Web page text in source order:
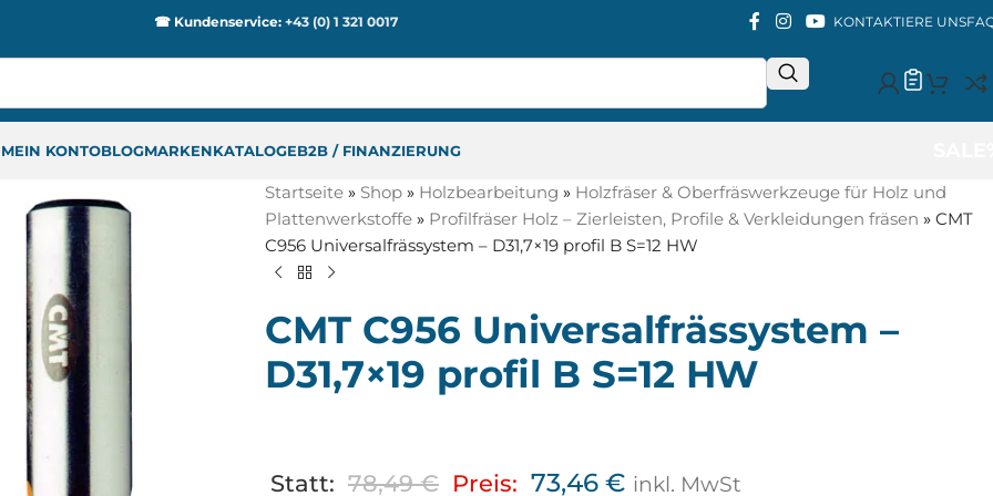
☎ Kundenservice:+43 (0) 1 321 0017 KONTAKTIERE UNS
MEIN KONTOBLOGMARKENKATALOGEB2B / FINANZIERUNG
Startseite » Shop » Holzbearbeitung » Holzfräser & Oberfräswerkzeuge für Holz und
Plattenwerkstoffe » Profilfräser Holz – Zierleisten, Profile & Verkleidungen fräsen » CMT
C956 Universalfrässystem – D31,7×19 profil B S=12 HW
CMT C956 Universalfrässystem –
D31,7×19 profil B S=12 HW
Statt: 78,49€ Preis: 73,46 € inkl. MwSt